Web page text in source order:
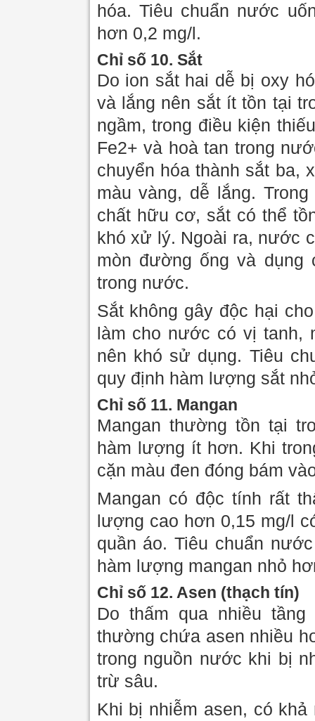
hóa. Tiêu chuẩn nước
hơn 0,2 mg/l.
Chỉ số 10. Sắt
Do ion sắt hai dễ bị oxy
và lắng nên sắt ít tồn tại
ngầm, trong điều kiện
Fe2+ và hoà tan trong
chuyển hóa thành sắt ba,
màu vàng, dễ lắng.
chất hữu cơ, sắt có thể
khó xử lý. Ngoài ra, nước
mòn đường ống và
trong nước.
Sắt không gây độc hại
làm cho nước có vị tanh,
nên khó sử dụng. Tiêu
quy định hàm lượng sắt
Chỉ số 11. Mangan
Mangan thường tồn tại
hàm lượng ít hơn. Khi
cặn màu đen đóng bám
Mangan có độc tính rất
lượng cao hơn 0,15 mg/l
quần áo. Tiêu chuẩn
hàm lượng mangan nhỏ
Chỉ số 12. Asen (thạch tín)
Do thấm qua nhiều
thường chứa asen nhiều
trong nguồn nước khi bị
trừ sâu.
Khi bị nhiễm asen, có